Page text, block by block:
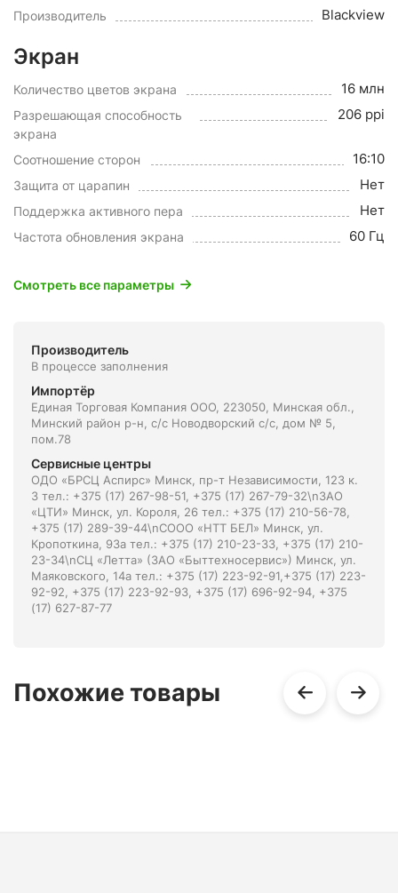
Производитель Blackview
Экран
Количество цветов экрана 16 млн
Разрешающая способность
экрана
206 ppi
Соотношение сторон 16:10
Защита от царапин Нет
Поддержка активного пера Нет
Частота обновления экрана 60 Гц
Смотреть все параметры
Производитель
В процессе заполнения
Импортёр
Единая Торговая Компания ООО, 223050, Минская обл.,
Минский район р-н, с/с Новодворский с/с, дом № 5,
пом.78
Сервисные центры
ОДО «БРСЦ Аспирс» Минск, пр-т Независимости, 123 к.
3 тел.: +375 (17) 267-98-51, +375 (17) 267-79-32\nЗАО
«ЦТИ» Минск, ул. Короля, 26 тел.: +375 (17) 210-56-78,
+375 (17) 289-39-44\nСООО «НТТ БЕЛ» Минск, ул.
Кропоткина, 93а тел.: +375 (17) 210-23-33, +375 (17) 210-
23-34\nСЦ «Летта» (ЗАО «Быттехносервис») Минск, ул.
Маяковского, 14а тел.: +375 (17) 223-92-91,+375 (17) 223-
92-92, +375 (17) 223-92-93, +375 (17) 696-92-94, +375
(17) 627-87-77
Похожие товары